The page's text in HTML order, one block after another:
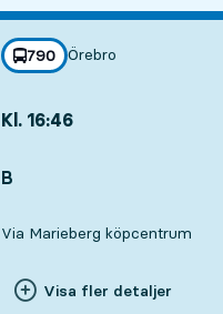
linje
790
mot
Örebro
,
Kl. 16:46
B
Via Marieberg köpcentrum
Visa fler detaljer